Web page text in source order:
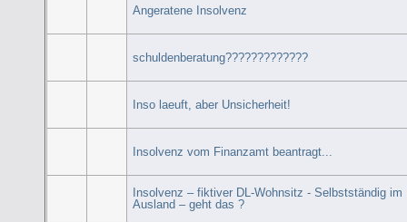
Angeratene Insolvenz
schuldenberatung?????????????
Inso laeuft, aber Unsicherheit!
Insolvenz vom Finanzamt beantragt...
Insolvenz – fiktiver DL-Wohnsitz - Selbstständig im
Ausland – geht das ?